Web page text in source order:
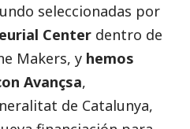
seleccionadas por
Center dentro de
Makers, y hemos
Avançsa,
de Catalunya,